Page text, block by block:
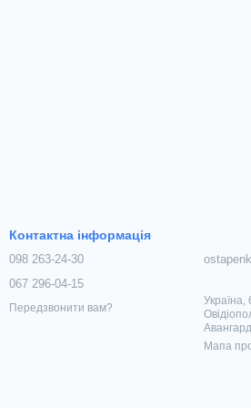
Контактна інформація
098 263-24-30
067 296-04-15
Передзвонити вам?
Україна,
Мапа